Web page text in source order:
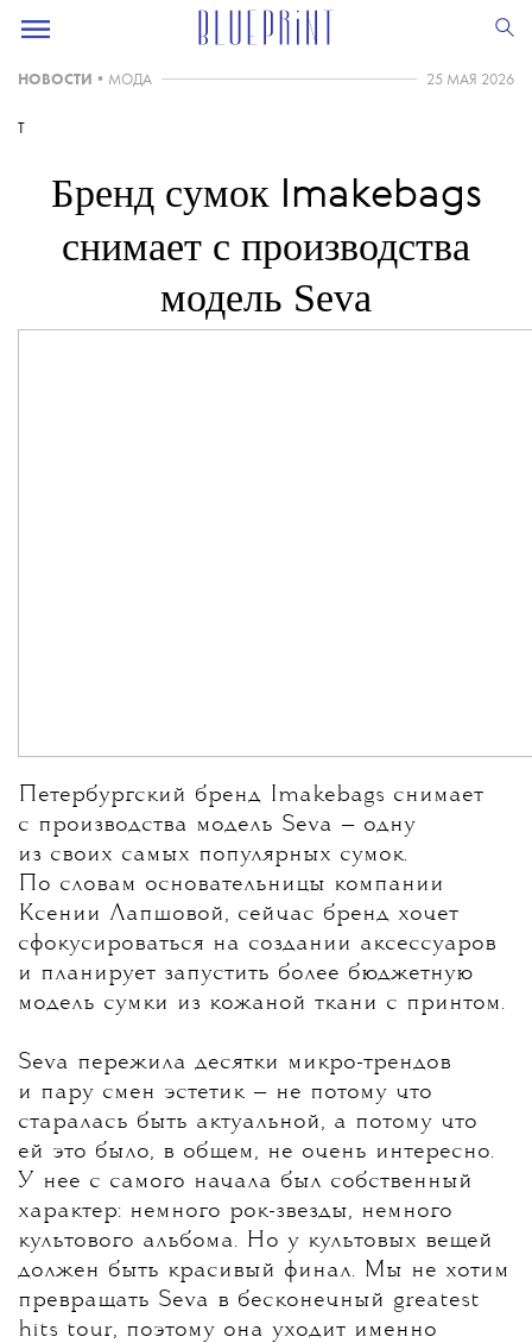
НОВОСТИ • МОДА 25 МАЯ 2026
T
Бренд сумокImakebags
снимает с производства
модель Seva
Петербургский бренд Imakebags снимает
с производства модель Seva — одну
из своих самых популярных сумок.
По словам основательницы компании
Ксении Лапшовой, сейчас бренд хочет
сфокусироваться на создании аксессуаров
и планирует запустить более бюджетную
модель сумки из кожаной ткани с принтом.
Seva пережила десятки микро-трендов
и пару смен эстетик — не потому что
старалась быть актуальной, а потому что
ей это было, в общем, не очень интересно.
У нее с самого начала был собственный
характер: немного рок-звезды, немного
культового альбома. Но у культовых вещей
должен быть красивый финал. Мы не хотим
превращать Seva в бесконечный greatest
hits tour, поэтому она уходит именно